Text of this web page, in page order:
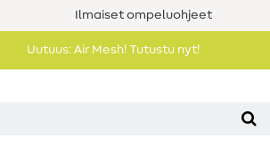
Ilmaiset ompeluohjeet
Uutuus: Air Mesh! Tutustu nyt!